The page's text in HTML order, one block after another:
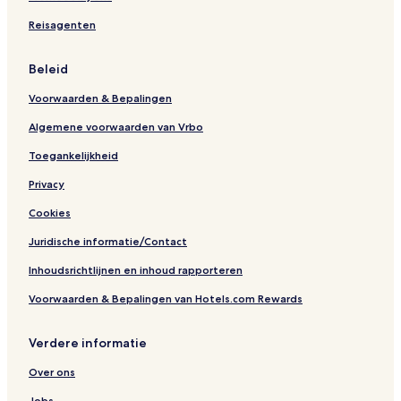
Reisagenten
Beleid
Voorwaarden & Bepalingen
Algemene voorwaarden van Vrbo
Toegankelijkheid
Privacy
Cookies
Juridische informatie/Contact
Inhoudsrichtlijnen en inhoud rapporteren
Voorwaarden & Bepalingen van Hotels.com Rewards
Verdere informatie
Over ons